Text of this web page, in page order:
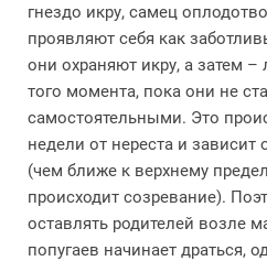
гнездо икру, самец
проявляют себя как
они охраняют икру, а затем
того момента, пока они не
самостоятельными. Это
недели от нереста и зависит
(чем ближе к верхнему
происходит созревание).
оставлять родителей возле
попугаев начинает драться,